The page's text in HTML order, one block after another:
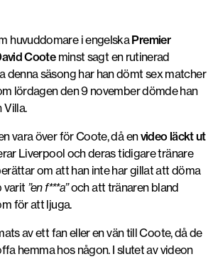
huvuddomare i engelskaPremier
Cooteminst sagt en rutinerad
denna säsong har han dömt sex matcher
lördagen den 9 november dömde han
Villa.
vara över för Coote, då envideo läckt ut
Liverpool och deras tidigare tränare
om att han inte har gillat att döma
varit ”en f***a”och att tränaren bland
för att ljuga.
av ett fan eller en vän till Coote, då de
hemma hos någon. I slutet av videon